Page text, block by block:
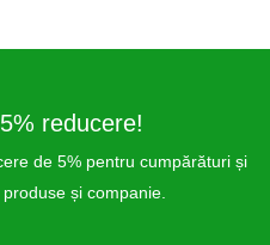
reducere!
de 5% pentru cumpărături și
și companie.